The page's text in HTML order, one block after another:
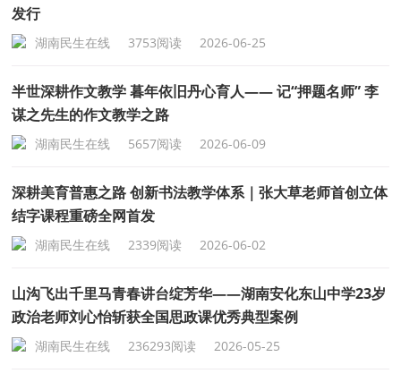
发行
湖南民生在线 3753阅读 2026-06-25
半世深耕作文教学 暮年依旧丹心育人—— 记“押题名师” 李
谋之先生的作文教学之路
湖南民生在线 5657阅读 2026-06-09
深耕美育普惠之路 创新书法教学体系｜张大草老师首创立体
结字课程重磅全网首发
湖南民生在线 2339阅读 2026-06-02
山沟飞出千里马青春讲台绽芳华——湖南安化东山中学23岁
政治老师刘心怡斩获全国思政课优秀典型案例
湖南民生在线 236293阅读 2026-05-25